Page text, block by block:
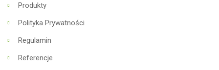
Produkty
Polityka Prywatności
Regulamin
Referencje